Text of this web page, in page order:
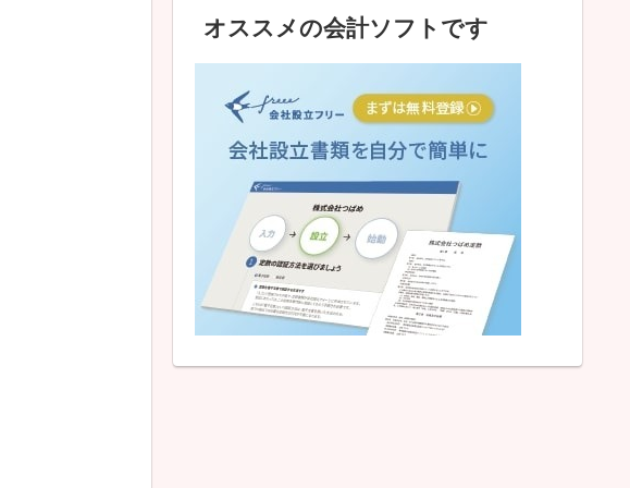
オススメの会計ソフトです